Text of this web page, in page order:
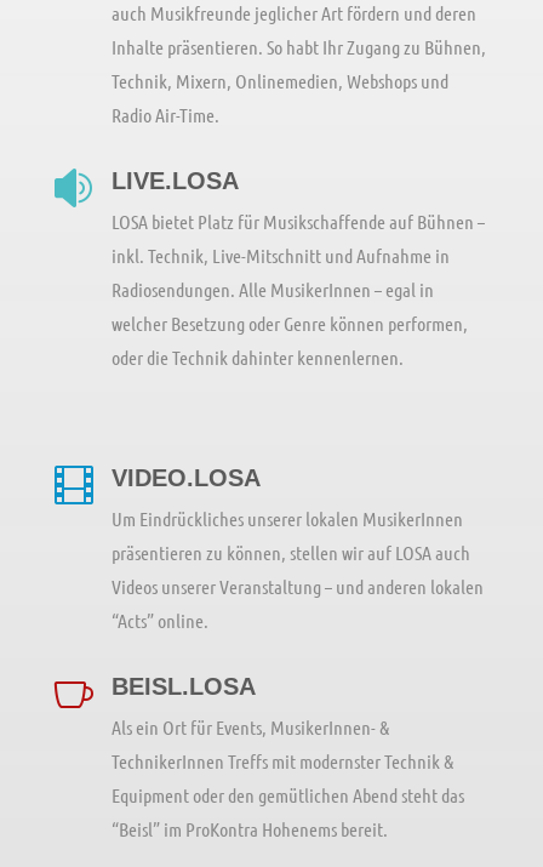
auch Musikfreunde jeglicher Art fördern und deren
Inhalte präsentieren. So habt Ihr Zugang zu Bühnen,
Technik, Mixern, Onlinemedien, Webshops und
Radio Air-Time.
 LIVE.LOSA
LOSA bietet Platz für Musikschaffende auf Bühnen –
inkl. Technik, Live-Mitschnitt und Aufnahme in
Radiosendungen. Alle MusikerInnen – egal in
welcher Besetzung oder Genre können performen,
oder die Technik dahinter kennenlernen.
 VIDEO.LOSA
Um Eindrückliches unserer lokalen MusikerInnen
präsentieren zu können, stellen wir auf LOSA auch
Videos unserer Veranstaltung – und anderen lokalen
“Acts” online.
 BEISL.LOSA
Als ein Ort für Events, MusikerInnen- &
TechnikerInnen Treffs mit modernster Technik &
Equipment oder den gemütlichen Abend steht das
“Beisl” im ProKontra Hohenems bereit.